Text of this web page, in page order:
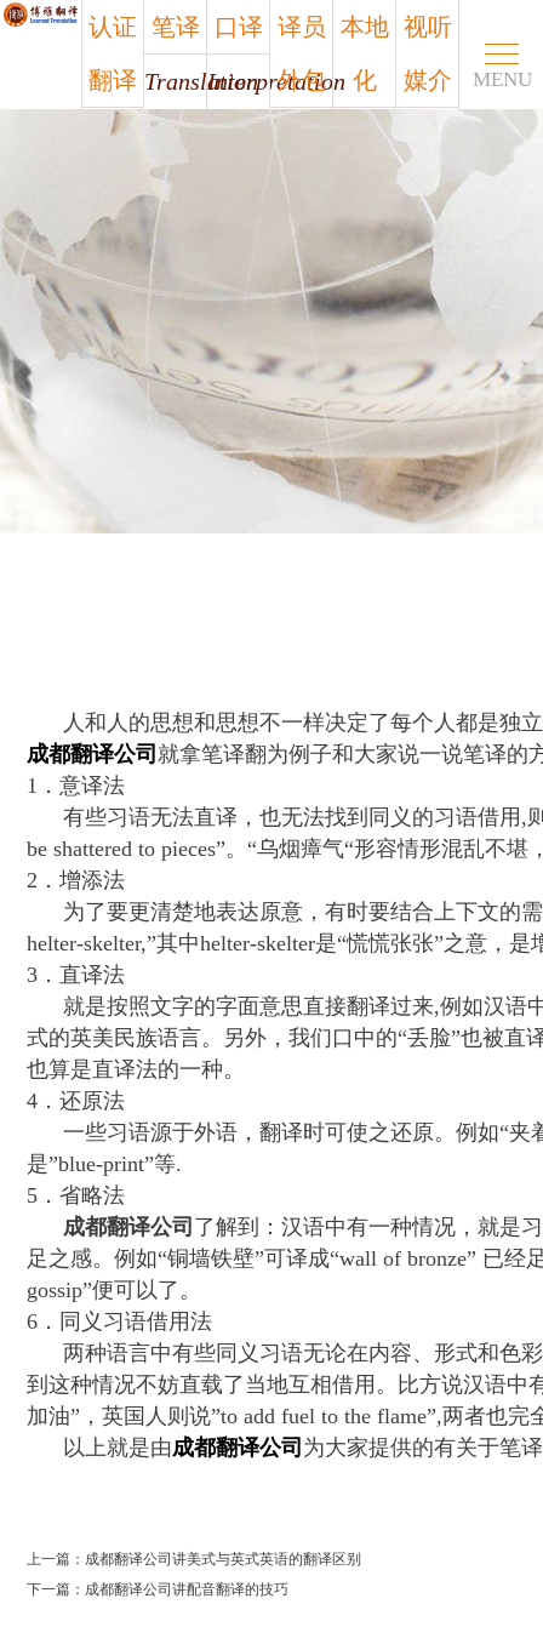
认证
翻译
Certified
翻译
笔译
Translation
笔译
口译
Interpretation
口译
译员
外包
Outsourcing
外包
本地
化
Localization
视听
媒介
Media
视听
媒介
MENU
人和人的思想和思想不一样决定了每个人都是独
成都翻译公司就拿笔译翻为例子和大家说一说笔译的
1．意译法
有些习语无法直译，也无法找到同义的习语借用 ,
be shattered to pieces”。“乌烟瘴气“形容情形混乱不堪
2．增添法
为了要更清楚地表达原意，有时要结合上下文的
helter-skelter,”其中helter-skelter是“慌慌张张”之意，
3．直译法
就是按照文字的字面意思直接翻译过来,例如汉语
式的英美民族语言。另外，我们口中的“丢脸”也被直
也算是直译法的一种。
4．还原法
一些习语源于外语，翻译时可使之还原。例如“夹
是”blue-print”等.
5．省略法
成都翻译公司 了解到：汉语中有一种情况，就是
足之感。例如“铜墙铁壁”可译成“wall of bronze” 已经
gossip”便可以了。
6．同义习语借用法
两种语言中有些同义习语无论在内容、形式和色
到这种情况不妨直载了当地互相借用。比方说汉语中
加油”，英国人则说”to add fuel to the flame”,两者也完
以上就是由成都翻译公司 为大家提供的有关于笔
上一篇：成都翻译公司讲美式与英式英语的翻译区别
下一篇：成都翻译公司讲配音翻译的技巧